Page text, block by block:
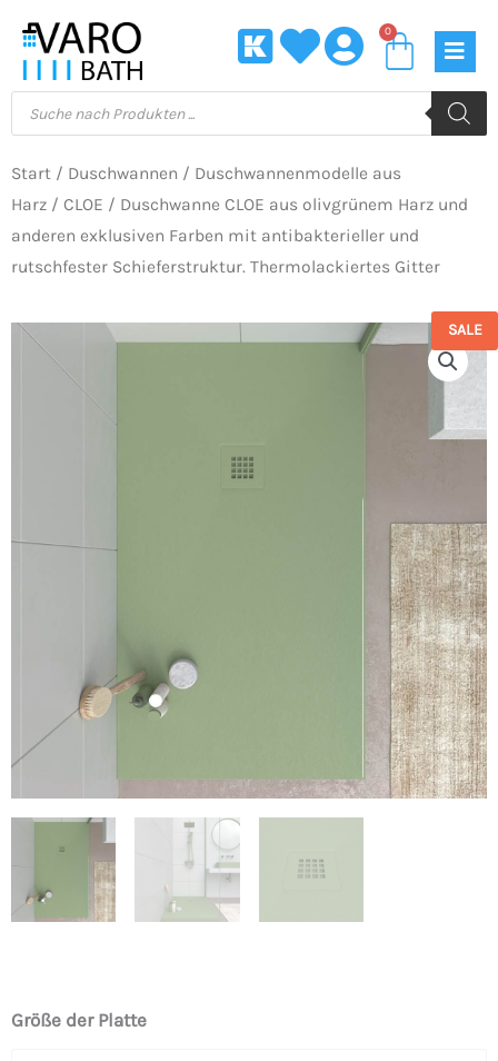
Inhalt
springen
0
Products
search
Start / Duschwannen / Duschwannenmodelle aus
Harz / CLOE / Duschwanne CLOE aus olivgrünem Harz und
anderen exklusiven Farben mit antibakterieller und
rutschfester Schieferstruktur. Thermolackiertes Gitter
SALE
Größe der Platte
Duschwanne